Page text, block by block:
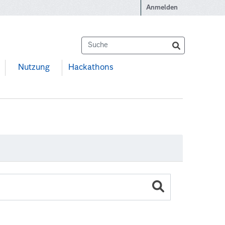
Anmelden
Nutzung Hackathons